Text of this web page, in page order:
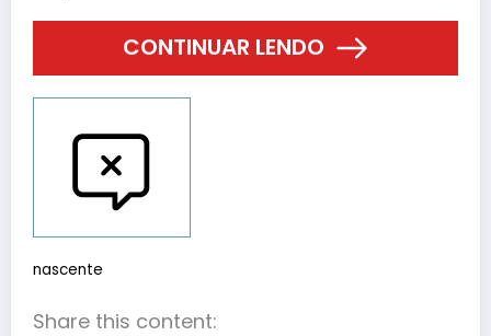
CONTINUAR LENDO
nascente
Share this content: